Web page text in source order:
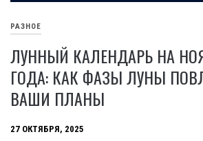
РАЗНОЕ
ЛУННЫЙ КАЛЕНДАРЬ НА
ГОДА: КАК ФАЗЫ ЛУНЫ
ВАШИ ПЛАНЫ
27 ОКТЯБРЯ, 2025